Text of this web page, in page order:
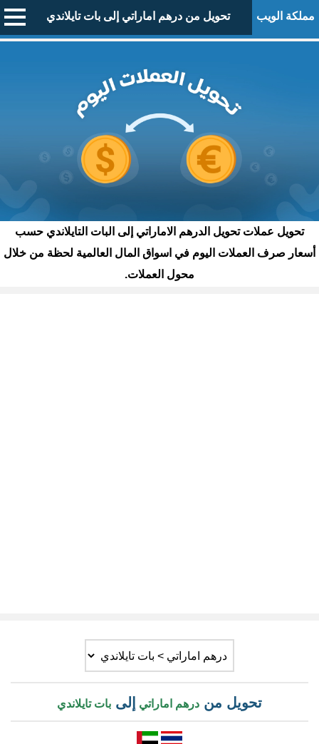
مملكة الويب تحويل من درهم اماراتي إلى بات تايلاندي
تحويل عملات تحويل الدرهم الاماراتي إلى البات التايلاندي حسب
أسعار صرف العملات اليوم في اسواق المال العالمية لحظة من خلال
محول العملات.
تحويل من درهم اماراتي إلى بات تايلاندي